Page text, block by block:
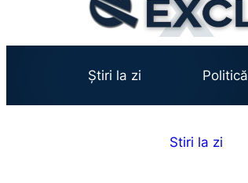
Știri la zi Politică
Stiri la zi